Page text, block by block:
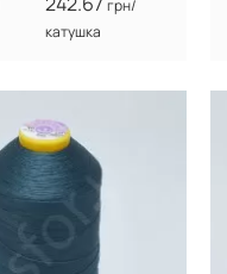
грн/
катушка
Туреччина
100% CF nylon